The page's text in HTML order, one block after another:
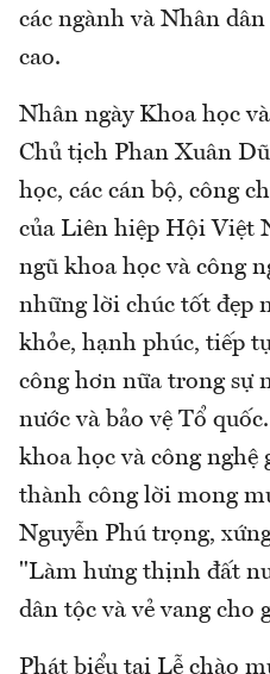
các ngành và Nhân
cao.
Nhân ngày Khoa học
Chủ tịch Phan Xuân
học, các cán bộ, công
của Liên hiệp Hội Việt
ngũ khoa học và công
những lời chúc tốt đẹp
khỏe, hạnh phúc, tiếp
công hơn nữa trong sự
nước và bảo vệ Tổ
khoa học và công nghệ
thành công lời mong
Nguyễn Phú trọng,
"Làm hưng thịnh đất
dân tộc và vẻ vang cho
Phát biểu tại Lễ chào